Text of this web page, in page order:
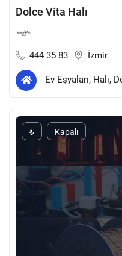
Dolce Vita Halı
444 35 83 İzmir
Ev Eşyaları, Halı,
₺ Kapalı